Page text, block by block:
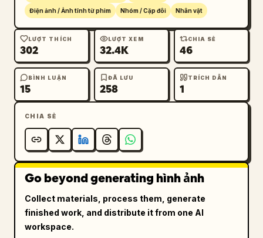
công sở tối màu và cà vạt","action":"ngồi tựa
ấy"}],"dialogue_overlays":[{"speaker":"Nữ
chính","color":"red","text":"Phương án này đã
sửa 8 lần rồi! Anh cố ý à?"},{"speaker":"Nam
chính","color":"blue","text":"Không hài lòng
sao? Tối nay sửa tiếp"}],"mood":"tranh cãi
{"title":"镜头 2","scene":"phòng khách căn hộ
ấm cúng nối liền với nhà bếp có ánh sáng dịu
nhẹ vào ban đêm, ánh sáng vàng hổ phách, ghế
sofa êm ái, không khí gia đình thân
mật","composition":"cảnh trung tập trung vào
người đàn ông đứng phía sau","characters":
[{"role":"man","wardrobe":"áo dài tay tối màu
và tạp dề màu be nhạt","action":"nhẹ nhàng
Điện ảnh / Ảnh tĩnh từ phim Nhóm / Cặp đôi Nhân vật
LƯỢT THÍCH
302
LƯỢT XEM
32.4K
CHIA SẺ
46
BÌNH LUẬN
15
ĐÃ LƯU
258
TRÍCH DẪN
1
CHIA SẺ
Go beyond generating hình ảnh
Collect materials, process them, generate
finished work, and distribute it from one AI
workspace.